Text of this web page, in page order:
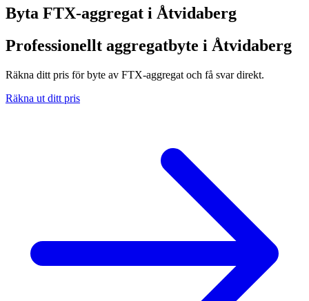
Byta FTX-aggregat i Åtvidaberg
Professionellt aggregatbyte i Åtvidaberg
Räkna ditt pris för byte av FTX-aggregat och få svar direkt.
Räkna ut ditt pris